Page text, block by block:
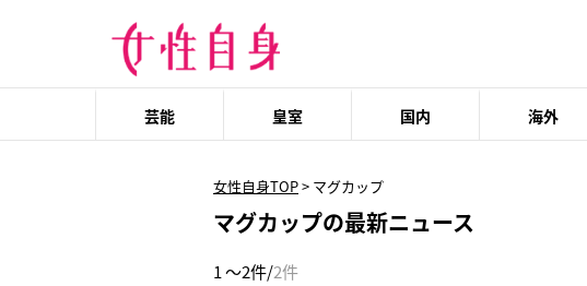
芸能 皇室 国内 海外
女性自身TOP> マグカップ
マグカップの最新ニュース
1 ～2件/2件